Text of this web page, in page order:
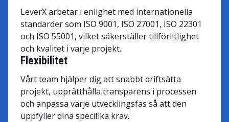
LeverX arbetar i enlighet med internationella
standarder som ISO 9001, ISO 27001, ISO 22301
och ISO 55001, vilket säkerställer tillförlitlighet
och kvalitet i varje projekt.
Flexibilitet
Vårt team hjälper dig att snabbt driftsätta
projekt, upprätthålla transparens i processen
och anpassa varje utvecklingsfas så att den
uppfyller dina specifika krav.